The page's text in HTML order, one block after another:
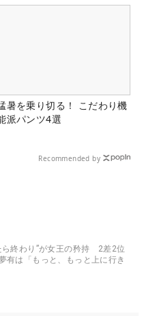
暑を乗り切る！ こだわり機
派パンツ4選
Recommended by
ら終わり”が女王の矜持 2差2位
有は「もっと、もっと上に行き